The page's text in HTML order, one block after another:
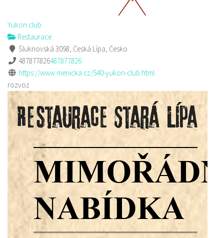
Yukon club
Restaurace
Šluknovská 3098, Česká Lípa, Česko
487877826487877826
https://www.menicka.cz/540-yukon-club.html
rozvoz